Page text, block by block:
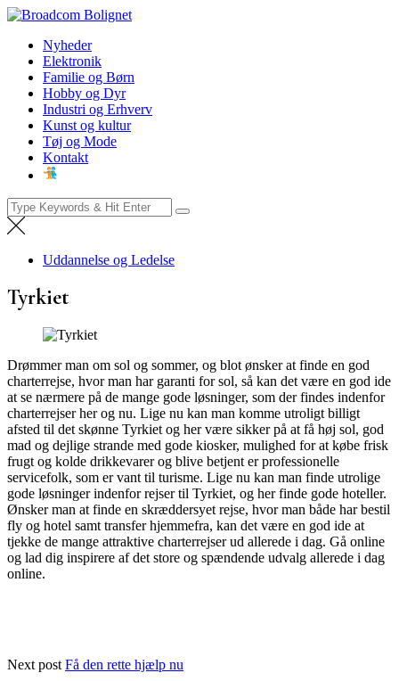
Skip
content
Broadcom Bolignet
NyhederNyheder
Elektronik
Familie og Børn
Hobby og Dyr
Industri og Erhverv
Kunst og kultur
Tøj og Mode
Kontakt
Search
for:
Uddannelse og Ledelse
Tyrkiet
Drømmer man om sol og sommer, og blot ønsker at finde en god
charterrejse, hvor man har garanti for sol, så kan det være en god ide
at se nærmere på de mange gode løsninger, som der findes indenfor
charterrejser her og nu. Lige nu kan man komme utroligt billigt
afsted til det skønne Tyrkiet og her være sikker på at få høj sol, god
mad og dejlige strande med gode kiosker, mulighed for at købe frisk
frugt og kolde drikkevarer og blive betjent er professionelle
servicefolk, som er vant til turisme. Lige nu kan man finde utrolige
gode løsninger indenfor rejser til Tyrkiet, og her finde gode hoteller.
Ønsker man at finde en skræddersyet rejse, hvor man både har bestil
fly og hotel samt transfer hjemmefra, kan det være en god ide at
tjekke de mange attraktive charterrejser ud allerede i dag. Gå online
og lad dig inspirere af det store og spændende udvalg allerede i dag
online.
Next post Få den rette hjælp nu